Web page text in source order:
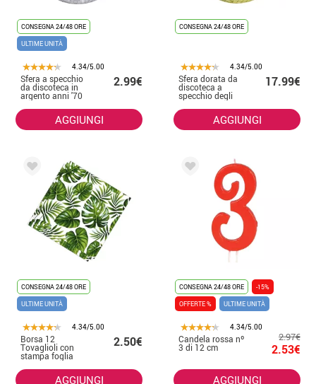
CONSEGNA 24/48 ORE
ULTIME UNITÀ
4.34/5.00
Sfera a specchio
da discoteca in
argento anni '70
da 10 cm
2.99€
AGGIUNGI
CONSEGNA 24/48 ORE
4.34/5.00
Sfera dorata da
discoteca a
specchio degli
anni '70, 20 cm
17.99€
AGGIUNGI
CONSEGNA 24/48 ORE
ULTIME UNITÀ
4.34/5.00
Borsa 12
Tovaglioli con
stampa foglia
2.50€
AGGIUNGI
CONSEGNA 24/48 ORE
-15%
OFFERTE %
ULTIME UNITÀ
4.34/5.00
Candela rossa nº
3 di 12 cm
2.97€
2.53€
AGGIUNGI